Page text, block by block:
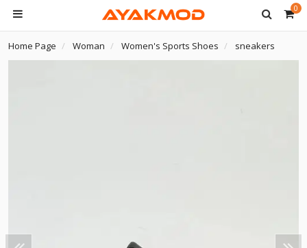
0
Home Page Woman Women's Sports Shoes sneakers